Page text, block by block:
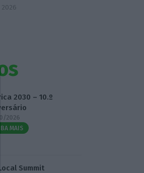
2030 – 10.º
2026
MAIS
Local Summit